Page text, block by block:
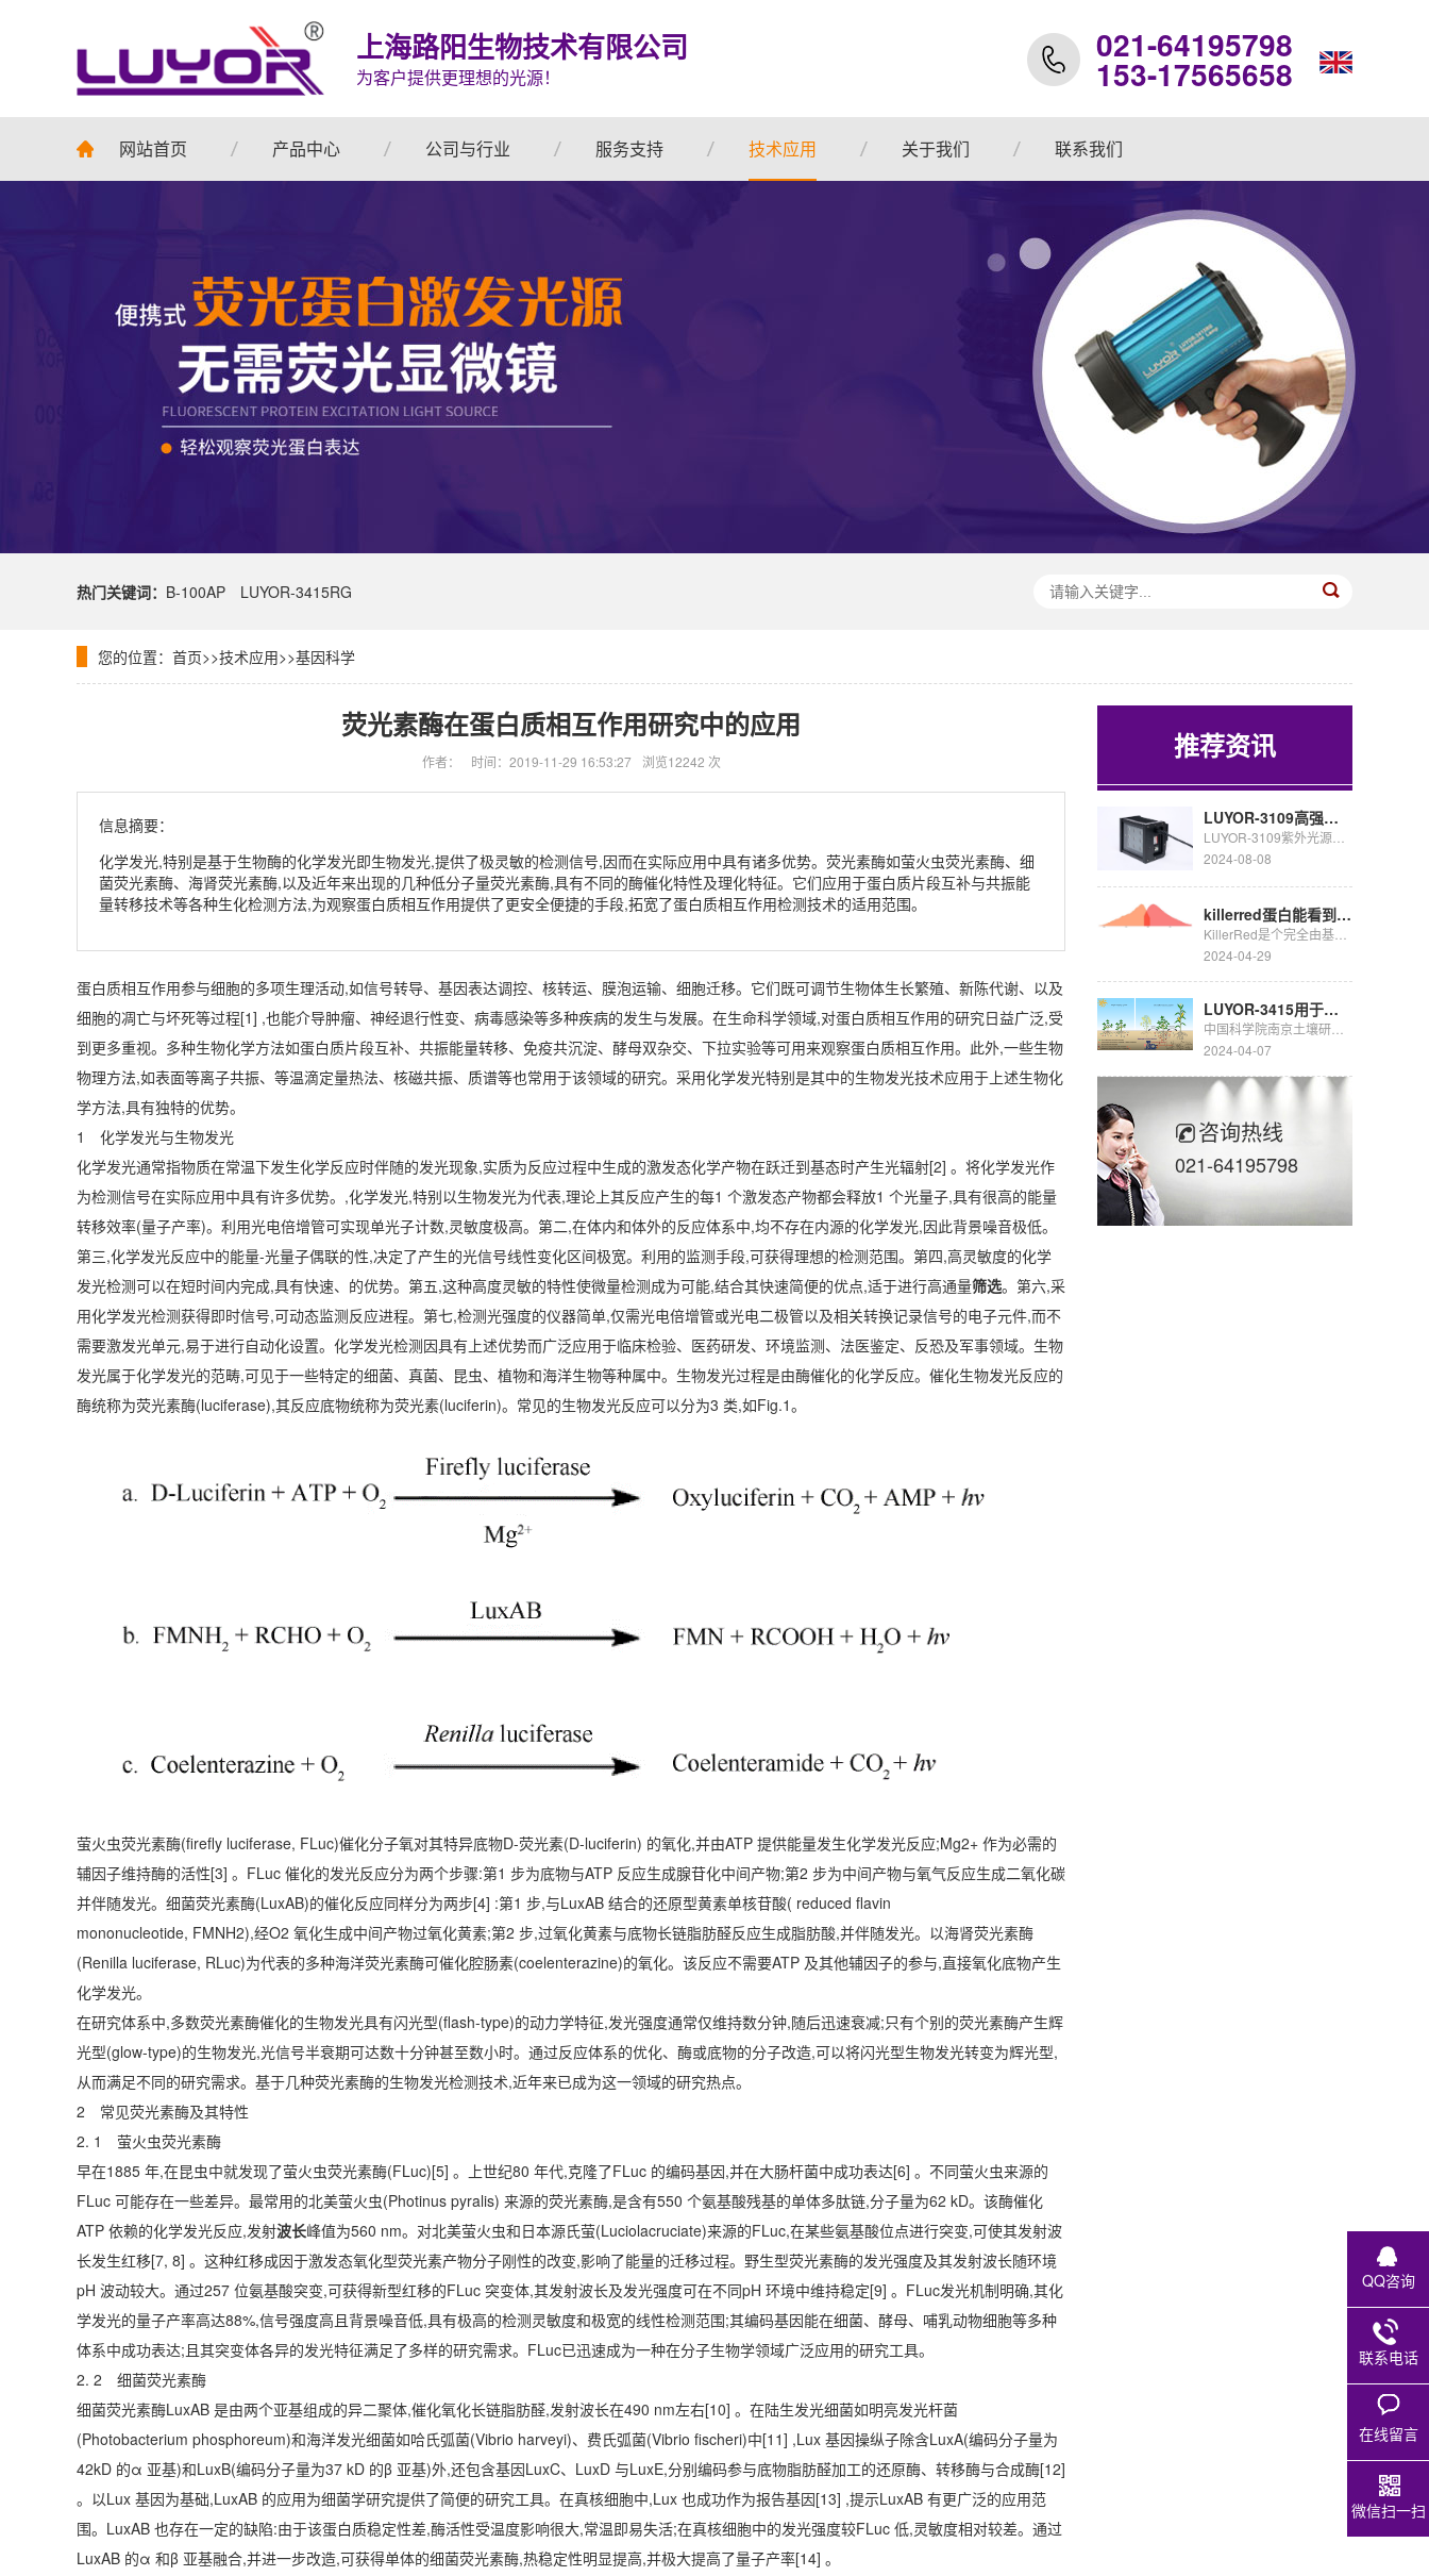
上海路阳生物技术有限公司
为客户提供更理想的光源！
021-64195798
153-17565658
网站首页 产品中心 公司与行业 服务支持 技术应用 关于我们 联系我们
热门关键词： B-100AP LUYOR-3415RG
您的位置： 首页>>技术应用>>基因科学
推荐资讯
LUYOR-3109高强度紫外催化光源促销
2024-08-08
killerred蛋白能看到荧光吗
2024-04-29
LUYOR-3415用于豆科生物固氮的研究
2024-04-07
咨询热线
021-64195798
荧光素酶在蛋白质相互作用研究中的应用
作者： 时间：2019-11-29 16:53:27 浏览12242 次
信息摘要：
化学发光,特别是基于生物酶的化学发光即生物发光,提供了极灵敏的检测信号,因而在实际应用中具有诸多优势。荧光素酶如萤火虫荧光素酶、细
菌荧光素酶、海肾荧光素酶,以及近年来出现的几种低分子量荧光素酶,具有不同的酶催化特性及理化特征。它们应用于蛋白质片段互补与共振能
量转移技术等各种生化检测方法,为观察蛋白质相互作用提供了更安全便捷的手段,拓宽了蛋白质相互作用检测技术的适用范围。
蛋白质相互作用参与细胞的多项生理活动,如信号转导、基因表达调控、核转运、膜泡运输、细胞迁移。它们既可调节生物体生长繁殖、新陈代谢、以及
细胞的凋亡与坏死等过程[1] ,也能介导肿瘤、神经退行性变、病毒感染等多种疾病的发生与发展。在生命科学领域,对蛋白质相互作用的研究日益广泛,受
到更多重视。多种生物化学方法如蛋白质片段互补、共振能量转移、免疫共沉淀、酵母双杂交、下拉实验等可用来观察蛋白质相互作用。此外,一些生物
物理方法,如表面等离子共振、等温滴定量热法、核磁共振、质谱等也常用于该领域的研究。采用化学发光特别是其中的生物发光技术应用于上述生物化
学方法,具有独特的优势。
1 化学发光与生物发光
化学发光通常指物质在常温下发生化学反应时伴随的发光现象,实质为反应过程中生成的激发态化学产物在跃迁到基态时产生光辐射[2] 。将化学发光作
为检测信号在实际应用中具有许多优势。,化学发光,特别以生物发光为代表,理论上其反应产生的每1 个激发态产物都会释放1 个光量子,具有很高的能量
转移效率(量子产率)。利用光电倍增管可实现单光子计数,灵敏度极高。第二,在体内和体外的反应体系中,均不存在内源的化学发光,因此背景噪音极低。
第三,化学发光反应中的能量-光量子偶联的性,决定了产生的光信号线性变化区间极宽。利用的监测手段,可获得理想的检测范围。第四,高灵敏度的化学
发光检测可以在短时间内完成,具有快速、的优势。第五,这种高度灵敏的特性使微量检测成为可能,结合其快速简便的优点,适于进行高通量筛选。第六,采
用化学发光检测获得即时信号,可动态监测反应进程。第七,检测光强度的仪器简单,仅需光电倍增管或光电二极管以及相关转换记录信号的电子元件,而不
需要激发光单元,易于进行自动化设置。化学发光检测因具有上述优势而广泛应用于临床检验、医药研发、环境监测、法医鉴定、反恐及军事领域。生物
发光属于化学发光的范畴,可见于一些特定的细菌、真菌、昆虫、植物和海洋生物等种属中。生物发光过程是由酶催化的化学反应。催化生物发光反应的
酶统称为荧光素酶(luciferase),其反应底物统称为荧光素(luciferin)。常见的生物发光反应可以分为3 类,如Fig.1。
萤火虫荧光素酶(firefly luciferase, FLuc)催化分子氧对其特异底物D-荧光素(D-luciferin) 的氧化,并由ATP 提供能量发生化学发光反应;Mg2+ 作为必需的
辅因子维持酶的活性[3] 。FLuc 催化的发光反应分为两个步骤:第1 步为底物与ATP 反应生成腺苷化中间产物;第2 步为中间产物与氧气反应生成二氧化碳
并伴随发光。细菌荧光素酶(LuxAB)的催化反应同样分为两步[4] :第1 步,与LuxAB 结合的还原型黄素单核苷酸( reduced flavin
mononucleotide, FMNH2),经O2 氧化生成中间产物过氧化黄素;第2 步,过氧化黄素与底物长链脂肪醛反应生成脂肪酸,并伴随发光。以海肾荧光素酶
(Renilla luciferase, RLuc)为代表的多种海洋荧光素酶可催化腔肠素(coelenterazine)的氧化。该反应不需要ATP 及其他辅因子的参与,直接氧化底物产生
化学发光。
在研究体系中,多数荧光素酶催化的生物发光具有闪光型(flash-type)的动力学特征,发光强度通常仅维持数分钟,随后迅速衰减;只有个别的荧光素酶产生辉
光型(glow-type)的生物发光,光信号半衰期可达数十分钟甚至数小时。通过反应体系的优化、酶或底物的分子改造,可以将闪光型生物发光转变为辉光型,
从而满足不同的研究需求。基于几种荧光素酶的生物发光检测技术,近年来已成为这一领域的研究热点。
2 常见荧光素酶及其特性
2. 1 萤火虫荧光素酶
早在1885 年,在昆虫中就发现了萤火虫荧光素酶(FLuc)[5] 。上世纪80 年代,克隆了FLuc 的编码基因,并在大肠杆菌中成功表达[6] 。不同萤火虫来源的
FLuc 可能存在一些差异。最常用的北美萤火虫(Photinus pyralis) 来源的荧光素酶,是含有550 个氨基酸残基的单体多肽链,分子量为62 kD。该酶催化
ATP 依赖的化学发光反应,发射波长峰值为560 nm。对北美萤火虫和日本源氏萤(Luciolacruciate)来源的FLuc,在某些氨基酸位点进行突变,可使其发射波
长发生红移[7, 8] 。这种红移成因于激发态氧化型荧光素产物分子刚性的改变,影响了能量的迁移过程。野生型荧光素酶的发光强度及其发射波长随环境
pH 波动较大。通过257 位氨基酸突变,可获得新型红移的FLuc 突变体,其发射波长及发光强度可在不同pH 环境中维持稳定[9] 。FLuc发光机制明确,其化
学发光的量子产率高达88%,信号强度高且背景噪音低,具有极高的检测灵敏度和极宽的线性检测范围;其编码基因能在细菌、酵母、哺乳动物细胞等多种
体系中成功表达;且其突变体各异的发光特征满足了多样的研究需求。FLuc已迅速成为一种在分子生物学领域广泛应用的研究工具。
2. 2 细菌荧光素酶
细菌荧光素酶LuxAB 是由两个亚基组成的异二聚体,催化氧化长链脂肪醛,发射波长在490 nm左右[10] 。在陆生发光细菌如明亮发光杆菌
(Photobacterium phosphoreum)和海洋发光细菌如哈氏弧菌(Vibrio harveyi)、费氏弧菌(Vibrio fischeri)中[11] ,Lux 基因操纵子除含LuxA(编码分子量为
42kD 的α 亚基)和LuxB(编码分子量为37 kD 的β 亚基)外,还包含基因LuxC、LuxD 与LuxE,分别编码参与底物脂肪醛加工的还原酶、转移酶与合成酶[12]
。以Lux 基因为基础,LuxAB 的应用为细菌学研究提供了简便的研究工具。在真核细胞中,Lux 也成功作为报告基因[13] ,提示LuxAB 有更广泛的应用范
围。LuxAB 也存在一定的缺陷:由于该蛋白质稳定性差,酶活性受温度影响很大,常温即易失活;在真核细胞中的发光强度较FLuc 低,灵敏度相对较差。通过
LuxAB 的α 和β 亚基融合,并进一步改造,可获得单体的细菌荧光素酶,热稳定性明显提高,并极大提高了量子产率[14] 。
QQ咨询
联系电话
在线留言
微信扫一扫